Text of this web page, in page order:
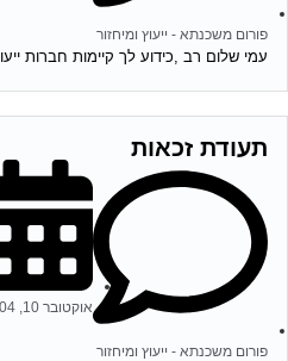
פורום משכנתא - ייעוץ ומיחזור
עמי שלום רב ,כידוע לך קיימות חברות
תעודת זכאות
פורום משכנתא - ייעוץ ומיחזור
אוקטובר 10, 2004